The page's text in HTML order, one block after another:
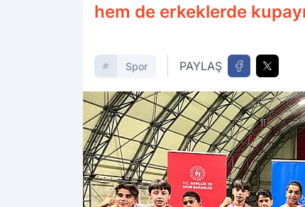
hem de erkeklerde
Spor PAYLAŞ